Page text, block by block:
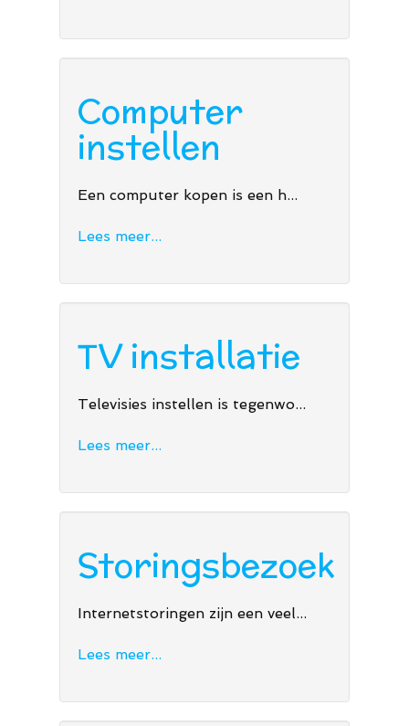
Computer
instellen
Een computer kopen is een h...
Lees meer...
TV installatie
Televisies instellen is tegenwo...
Lees meer...
Storingsbezoek
Internetstoringen zijn een veel...
Lees meer...